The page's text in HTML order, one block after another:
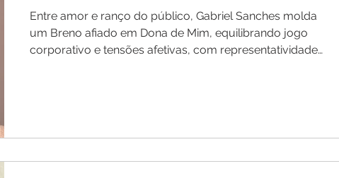
Entre amor e ranço do público, Gabriel Sanches molda
um Breno afiado em Dona de Mim, equilibrando jogo
corporativo e tensões afetivas, com representatividade